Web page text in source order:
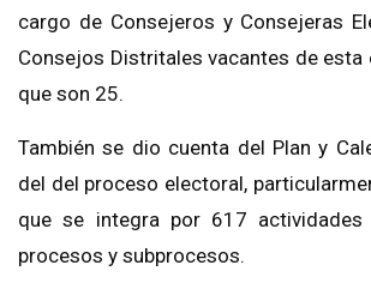
cargo de Consejeros y Consejeras
Consejos Distritales vacantes de esta
que son 25.
También se dio cuenta del Plan y
del del proceso electoral,
que se integra por 617 actividades
procesos y subprocesos.